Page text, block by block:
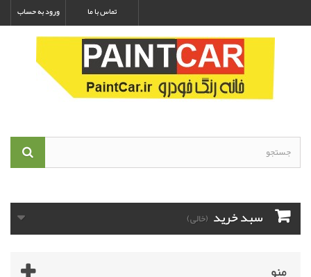
ورود به حساب تماس با ما
سبد خرید (خالی)
منو